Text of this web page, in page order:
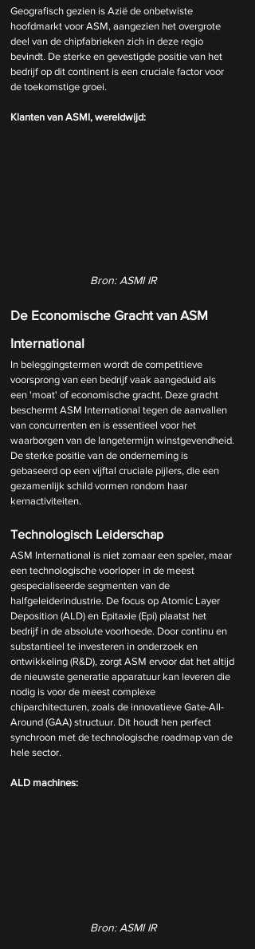
Geografisch gezien is Azië de onbetwiste
hoofdmarkt voor ASM, aangezien het overgrote
deel van de chipfabrieken zich in deze regio
bevindt. De sterke en gevestigde positie van het
bedrijf op dit continent is een cruciale factor voor
de toekomstige groei.
Klanten van ASMI, wereldwijd:
Bron: ASMI IR
De Economische Gracht van ASM
International
In beleggingstermen wordt de competitieve
voorsprong van een bedrijf vaak aangeduid als
een 'moat' of economische gracht. Deze gracht
beschermt ASM International tegen de aanvallen
van concurrenten en is essentieel voor het
waarborgen van de langetermijn winstgevendheid.
De sterke positie van de onderneming is
gebaseerd op een vijftal cruciale pijlers, die een
gezamenlijk schild vormen rondom haar
kernactiviteiten.
Technologisch Leiderschap
ASM International is niet zomaar een speler, maar
een technologische voorloper in de meest
gespecialiseerde segmenten van de
halfgeleiderindustrie. De focus op Atomic Layer
Deposition (ALD) en Epitaxie (Epi) plaatst het
bedrijf in de absolute voorhoede. Door continu en
substantieel te investeren in onderzoek en
ontwikkeling (R&D), zorgt ASM ervoor dat het altijd
de nieuwste generatie apparatuur kan leveren die
nodig is voor de meest complexe
chiparchitecturen, zoals de innovatieve Gate-All-
Around (GAA) structuur. Dit houdt hen perfect
synchroon met de technologische roadmap van de
hele sector.
ALD machines:
Bron: ASMI IR